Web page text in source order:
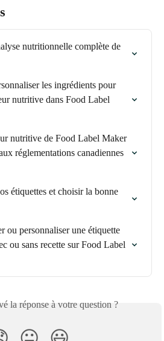
nutritionnelle complète de
les ingrédients pour
nutritive dans Food Label
nutritive de Food Label Maker
réglementations canadiennes
étiquettes et choisir la bonne
ou personnaliser une étiquette
ou sans recette sur Food Label
la réponse à votre question ?